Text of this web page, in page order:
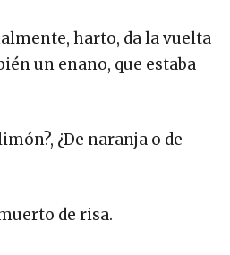
harto, da la vuelta
un enano, que estaba
¿De naranja o de
de risa.